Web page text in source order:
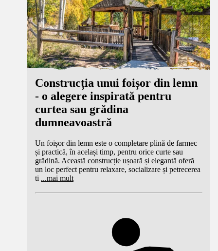
Construcția unui foișor din lemn
- o alegere inspirată pentru
curtea sau grădina
dumneavoastră
Un foișor din lemn este o completare plină de farmec
și practică, în același timp, pentru orice curte sau
grădină. Această construcție ușoară și elegantă oferă
un loc perfect pentru relaxare, socializare și petrecerea
ti ...mai mult